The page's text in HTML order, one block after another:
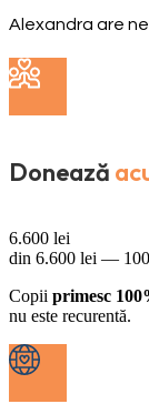
Alexandra are
Donează
6.600 lei
din 6.600 lei —
Copii primesc
nu este recurentă.